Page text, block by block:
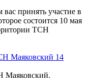
принять участие в
состоится 10 мая
ТСН
Маяковский 14
Маяковский.